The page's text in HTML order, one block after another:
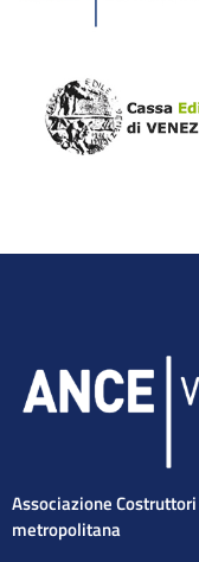
Associazione
metropolitana